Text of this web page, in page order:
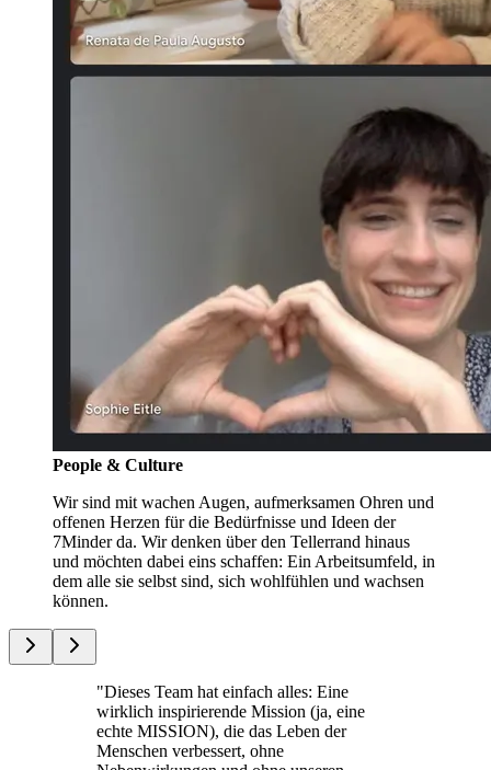
People & Culture
Wir sind mit wachen Augen, aufmerksamen Ohren und
offenen Herzen für die Bedürfnisse und Ideen der
7Minder da. Wir denken über den Tellerrand hinaus
und möchten dabei eins schaffen: Ein Arbeitsumfeld, in
dem alle sie selbst sind, sich wohlfühlen und wachsen
können.
"Dieses Team hat einfach alles: Eine
wirklich inspirierende Mission (ja, eine
echte MISSION), die das Leben der
Menschen verbessert, ohne